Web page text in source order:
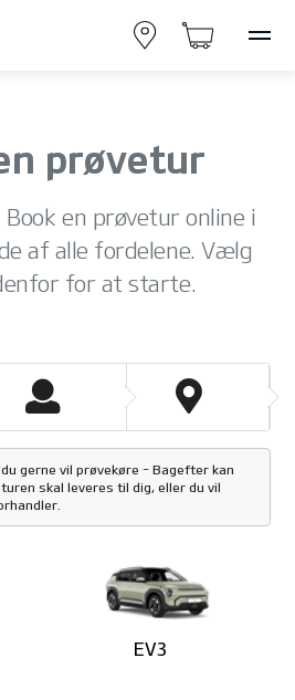
prøvetur
Book en prøvetur online i
af alle fordelene. Vælg
for at starte.
gerne vil prøvekøre - Bagefter kan
skal leveres til dig, eller du vil
EV3